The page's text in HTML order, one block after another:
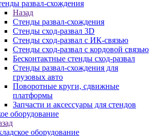
развал-схождения
Назад
Стенды развал-схождения
Стенды сход-развал 3D
Стенды сход-развал с ИК-связью
Стенды сход-развал с кордовой связью
Бесконтактные стенды сход-развал
Стенды развал-схождения для
грузовых авто
Поворотные круги, сдвижные
платформы
Запчасти и аксессуары для стендов
оборудование
оборудование